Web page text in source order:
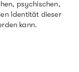
psychischen,
Identität dieser
kann.